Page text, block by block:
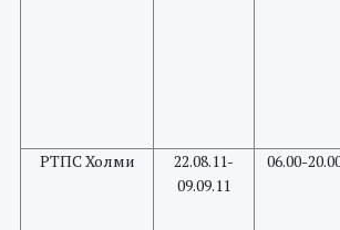
РТПС Холми
22.08.11-
09.09.11
06.00-